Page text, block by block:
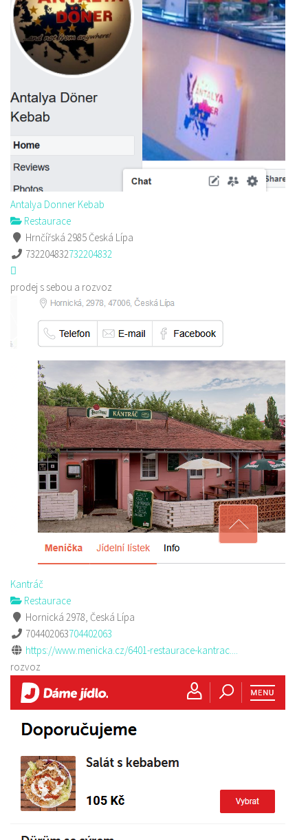
Antalya Donner Kebab
Restaurace
Hrnčířská 2985 Česká Lípa
732204832732204832
prodej s sebou a rozvoz
Kantráč
Restaurace
Hornická 2978, Česká Lípa
704402063704402063
https://www.menicka.cz/6401-restaurace-kantrac....
rozvoz